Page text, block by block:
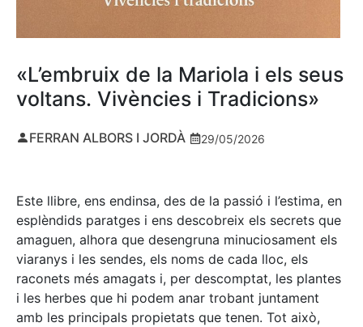
«L’embruix de la Mariola i els seus
voltans. Vivències i Tradicions»
FERRAN ALBORS I JORDÀ 29/05/2026
Este llibre, ens endinsa, des de la passió i l’estima, en
esplèndids paratges i ens descobreix els secrets que
amaguen, alhora que desengruna minuciosament els
viaranys i les sendes, els noms de cada lloc, els
raconets més amagats i, per descomptat, les plantes
i les herbes que hi podem anar trobant juntament
amb les principals propietats que tenen. Tot això,